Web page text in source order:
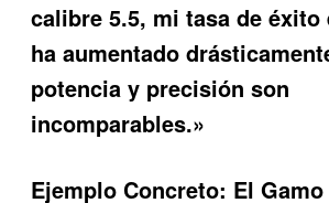
calibre 5.5, mi tasa de éxito
ha aumentado
potencia y precisión son
incomparables.»
Ejemplo Concreto: El